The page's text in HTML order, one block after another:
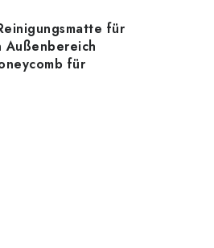
für
Außenbereich
für